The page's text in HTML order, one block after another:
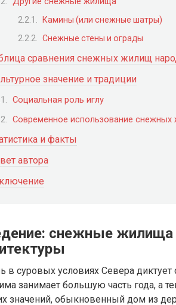
Камины (или снежные шатры)
Снежные стены и ограды
сравнения снежных жилищ
значение и традиции
Социальная роль иглу
Современное использование
и факты
автора
снежные жилища
в суровых условиях Севера диктует
занимает большую часть года, а
значений, обыкновенный дом из